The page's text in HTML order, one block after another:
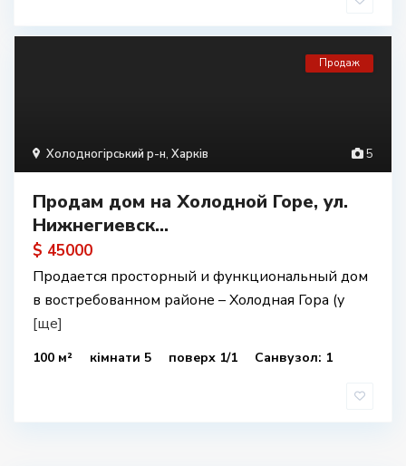
5
Холодногірський р-н, Харків
Продаж
Продам дом на Холодной Горе, ул.
Нижнегиевск...
$ 45000
Продается просторный и функциональный дом
в востребованном районе – Холодная Гора (у
[ще]
100 м² кімнати 5 поверх 1/1 Санвузол: 1